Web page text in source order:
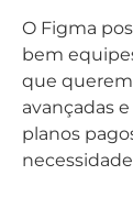
O Figma
bem
que querem
avançadas
planos